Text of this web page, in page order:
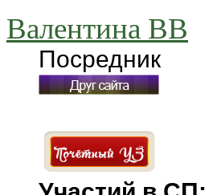
Валентина ВВ
Посредник